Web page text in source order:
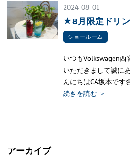
2024-08-01
★8月限定ドリ
ショールーム
いつもVolkswagen西
いただきまして誠に
んにちはCA坂本です
続きを読む ＞
アーカイブ